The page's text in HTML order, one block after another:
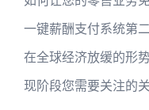
一键薪酬支付系统第
在全球经济放缓的形
现阶段您需要关注的